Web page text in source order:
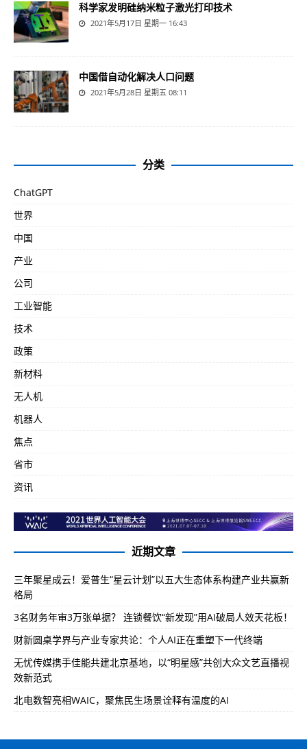
科学家发明硅纳米粒子激光打印技术
2021年5月17日 星期一 16:43
中国借自动化解决人口问题
2021年5月28日 星期五 08:11
分类
ChatGPT
世界
中国
产业
公司
工业智能
技术
政策
新材料
无人机
机器人
焦点
省市
资讯
近期文章
三年聚星成云！爱普生“星云计划”以五大生态体系构建产业共赢新
格局
3名财务年审3万张单据？ 连锁餐饮“新发现”用AI破局人效天花板！
财新圆桌学界与产业专家共论：个人AI正在重塑下一代终端
无忧传媒携手佳能共建北京基地，以“明星感”共创大众文艺直播视
效新范式
北电数智亮相WAIC，聚焦民生场景诠释有温度的AI